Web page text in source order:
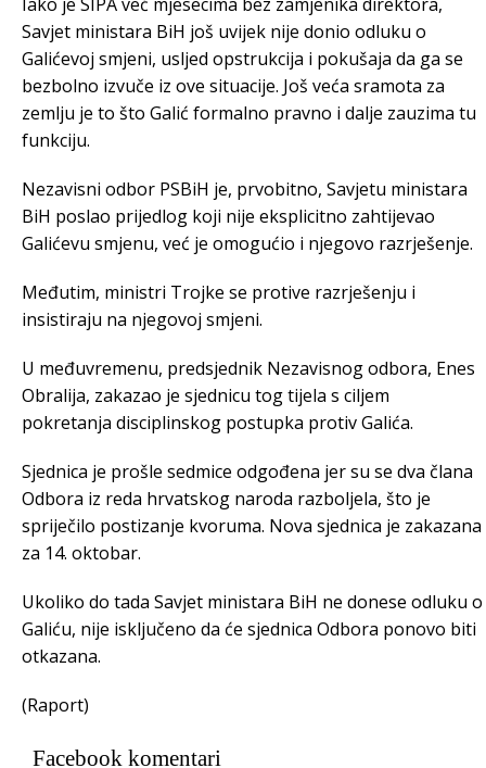
Savjet ministara BiH još uvijek nije donio odluku o
Galićevoj smjeni, usljed opstrukcija i pokušaja da ga se
bezbolno izvuče iz ove situacije. Još veća sramota za
zemlju je to što Galić formalno pravno i dalje zauzima tu
funkciju.
Nezavisni odbor PSBiH je, prvobitno, Savjetu ministara
BiH poslao prijedlog koji nije eksplicitno zahtijevao
Galićevu smjenu, već je omogućio i njegovo razrješenje.
Međutim, ministri Trojke se protive razrješenju i
insistiraju na njegovoj smjeni.
U međuvremenu, predsjednik Nezavisnog odbora, Enes
Obralija, zakazao je sjednicu tog tijela s ciljem
pokretanja disciplinskog postupka protiv Galića.
Sjednica je prošle sedmice odgođena jer su se dva člana
Odbora iz reda hrvatskog naroda razboljela, što je
spriječilo postizanje kvoruma. Nova sjednica je zakazana
za 14. oktobar.
Ukoliko do tada Savjet ministara BiH ne donese odluku o
Galiću, nije isključeno da će sjednica Odbora ponovo biti
otkazana.
(Raport)
Facebook komentari